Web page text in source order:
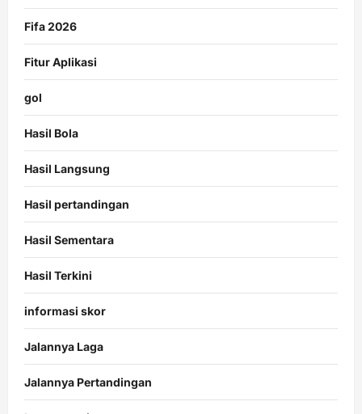
Fifa 2026
Fitur Aplikasi
gol
Hasil Bola
Hasil Langsung
Hasil pertandingan
Hasil Sementara
Hasil Terkini
informasi skor
Jalannya Laga
Jalannya Pertandingan